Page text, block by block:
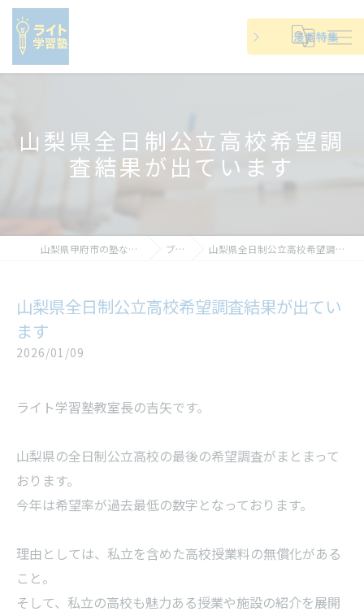
漫画特集
山梨県全日制公立高校希望調
査結果が出ています
山梨県甲府市の塾ならライト学習塾 ブログ 山梨県全日制公立高校希望調査結果が出ています
山梨県全日制公立高校希望調査結果が出てい
ます
2026/01/09
ライト学習塾教室長の吉矢です。
山梨県の全日制公立高校の最後の希望調査がまとまって
おります。
今年は希望率が過去最低の数字となっております。
理由としては、私立を含めた高校授業料の無償化がある
こと。
そして、私立の高校も魅力ある授業や施設の紹介を展開